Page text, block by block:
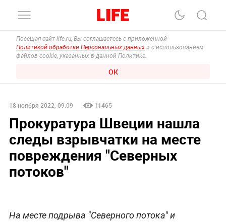
Посещая сайт life.ru, Вы соглашаетесь с приложенной
Политикой обработки Персональных данных и с использованием
файлов cookie, указанных в данной Политике.
ОК
18 ноября 2022, 09:09 11465
Прокуратура Швеции нашла
следы взрывчатки на месте
повреждения "Северных
потоков"
На месте подрыва "Северного потока" и